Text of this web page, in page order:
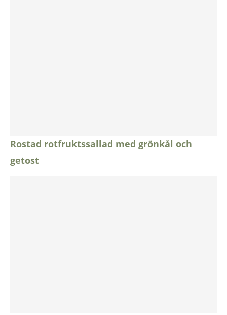
Rostad rotfruktssallad med grönkål och
getost